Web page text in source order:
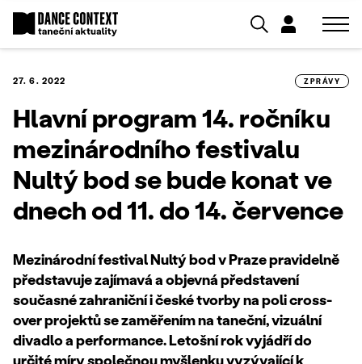
27. 6. 2022 ZPRÁVY
Hlavní program 14. ročníku
mezinárodního festivalu
Nultý bod se bude konat ve
dnech od 11. do 14. července
Mezinárodní festival Nultý bod v Praze pravidelně
představuje zajímavá a objevná představení
současné zahraniční i české tvorby na poli cross-
over projektů se zaměřením na taneční, vizuální
divadlo a performance. Letošní rok vyjádří do
určité míry společnou myšlenku vyzývající k